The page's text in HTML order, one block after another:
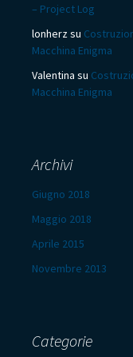
– Project Log
lonherzsu
Macchina Enigma
Valentina su
Macchina Enigma
Archivi
Giugno 2018
Maggio 2018
Aprile 2015
Novembre 2013
Categorie